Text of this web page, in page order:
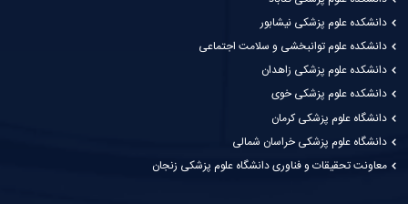
دانشکده علوم پزشکی نیشابور
دانشکده علوم توانبخشی و سلامت اجتماعی
دانشکده علوم پزشکی زاهدان
دانشکده علوم پزشکی خوی
دانشگاه علوم پزشکی کرمان
دانشگاه علوم پزشکی خراسان شمالی
معاونت تحقیقات و فناوری دانشگاه علوم پزشکی زنجان